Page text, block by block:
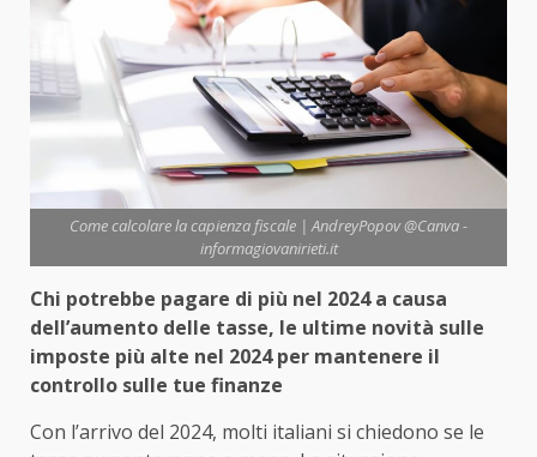
Come calcolare la capienza fiscale | AndreyPopov @Canva -
informagiovanirieti.it
Chi potrebbe pagare di più nel 2024 a causa
dell’aumento delle tasse, le ultime novità sulle
imposte più alte nel 2024 per mantenere il
controllo sulle tue finanze
Con l’arrivo del 2024, molti italiani si chiedono se le